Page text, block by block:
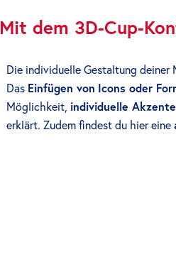
Mit dem 3D-Cup-
Die individuelle Gestaltung
Das Einfügen von Icons oder
Möglichkeit, individuelle Akzente
erklärt. Zudem findest du hier eine